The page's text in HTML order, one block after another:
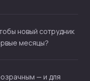
новый сотрудник
месяцы?
— и для